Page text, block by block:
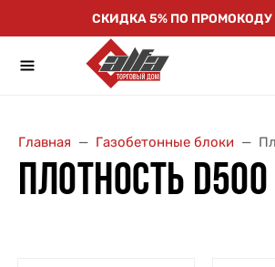
СКИДКА 5% ПО ПРОМОКОДУ
Главная Газобетонные блоки
ПЛОТНОСТЬ D500